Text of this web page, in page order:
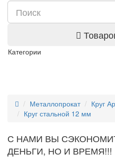
Категории
Металлопрокат
Круг
Круг стальной 12 мм
С НАМИ ВЫ
ДЕНЬГИ, НО И ВРЕМЯ!!!